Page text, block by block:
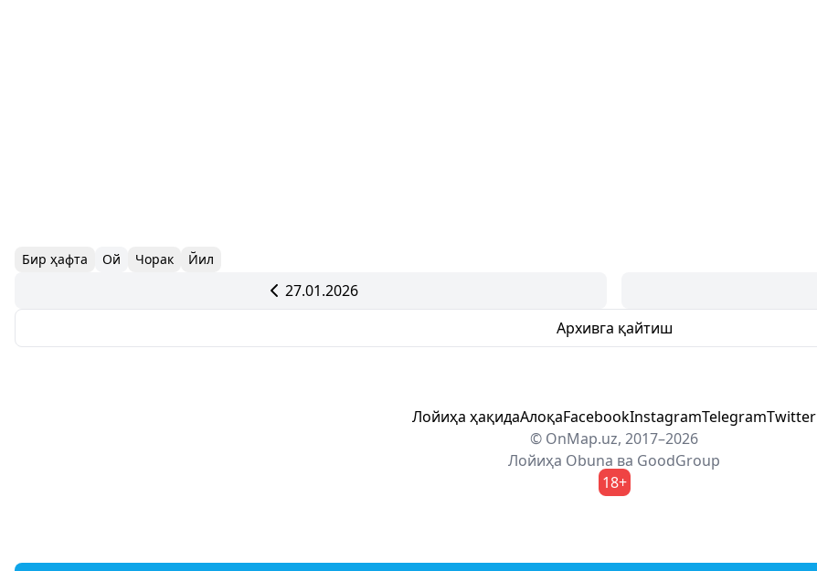
Бир ҳафта Ой Чорак Йил
27.01.2026
Архивга қайтиш
Лойиҳа ҳақидаАлоқаFacebookInstagramTelegramTwitter
© OnMap.uz, 2017–2026
Лойиҳа Obuna ва GoodGroup
18+